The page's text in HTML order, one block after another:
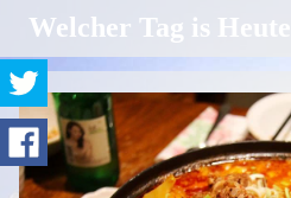
Welcher Tag is Heute?